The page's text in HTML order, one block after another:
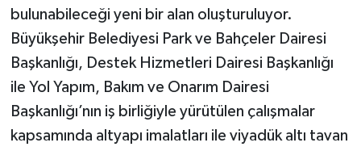
bulunabileceği yeni bir alan oluşturuluyor.
Büyükşehir Belediyesi Park ve Bahçeler Dairesi
Başkanlığı, Destek Hizmetleri Dairesi Başkanlığı
ile Yol Yapım, Bakım ve Onarım Dairesi
Başkanlığı’nın iş birliğiyle yürütülen çalışmalar
kapsamında altyapı imalatları ile viyadük altı tavan